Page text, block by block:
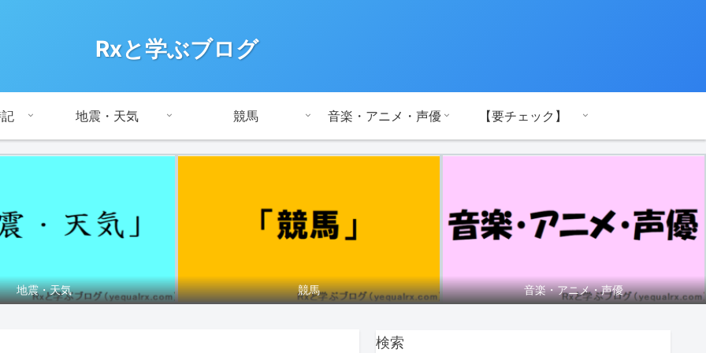
Rxと学ぶブログ
地震・天気 競馬 音楽・アニメ・声優 【要チェック】
地震・天気 競馬 音楽・アニメ・声優
検索